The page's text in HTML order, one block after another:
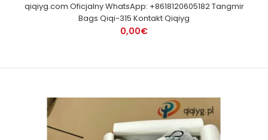
qiqiyg.com Oficjalny WhatsApp: +8618120605182 Tangmir
Bags Qiqi-315 Kontakt Qiqiyg
0,00€